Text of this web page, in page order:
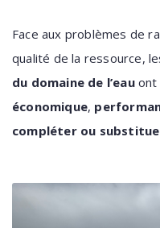
Face aux problèmes de
qualité de la ressource,
du domaine de l’eauont
économique,
compléter ou